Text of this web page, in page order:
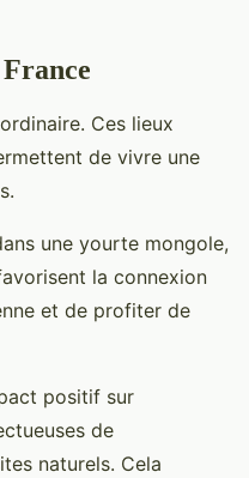
Ces lieux
de vivre une
une yourte mongole,
la connexion
et de profiter de
positif sur
de
naturels. Cela